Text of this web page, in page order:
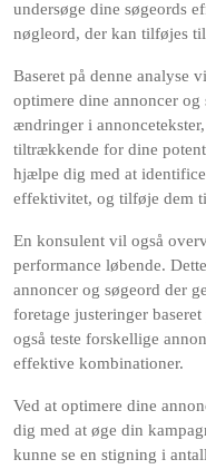
undersøge dine søgeords
nøgleord, der kan tilføjes
Baseret på denne analyse
optimere dine annoncer og
ændringer i
tiltrækkende for dine
hjælpe dig med at
effektivitet, og tilføje dem
En konsulent vil også
performance løbende.
annoncer og søgeord der
foretage justeringer
også teste forskellige
effektive kombinationer.
Ved at optimere dine
dig med at øge din
kunne se en stigning i